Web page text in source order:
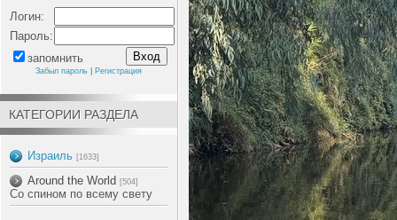
Логин:
Пароль:
запомнить
Забыл пароль Регистрация
КАТЕГОРИИ РАЗДЕЛА
Израиль [1633]
Around the World [504]
Со спином по всему свету